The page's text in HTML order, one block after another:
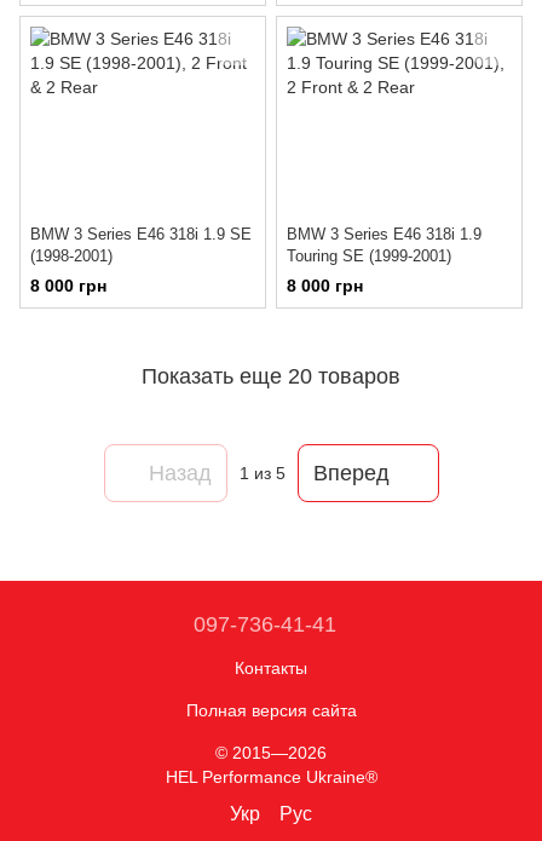
BMW 3 Series E46 318i 1.9 SE
(1998-2001)
8 000 грн
BMW 3 Series E46 318i 1.9
Touring SE (1999-2001)
8 000 грн
Показать еще 20 товаров
Назад 1 из 5 Вперед
097-736-41-41
Контакты
Полная версия сайта
© 2015—2026
HEL Performance Ukraine®
Укр Рус